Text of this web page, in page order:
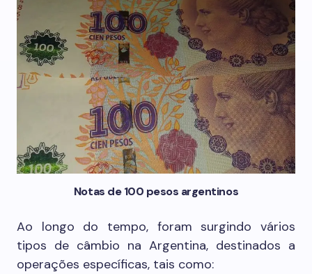
Notas de 100 pesos argentinos
Ao longo do tempo, foram surgindo vários
tipos de câmbio na Argentina, destinados a
operações específicas, tais como: